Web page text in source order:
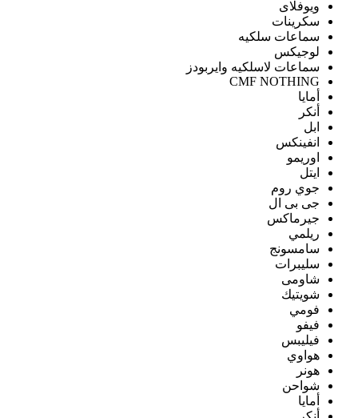
ويوفلاى
سكرينات
سماعات سلكيه
لوجيكس
سماعات لاسلكيه وايربودز
CMF NOTHING
أمايا
أنكر
ابل
انفينكس
اوريمو
ايتل
جوي روم
جى بى ال
جيرماكس
ريلمي
سامسونج
سليبرات
شاومى
شويتيك
فومي
فيفو
فيليبس
هواوي
هونر
شواحن
أمايا